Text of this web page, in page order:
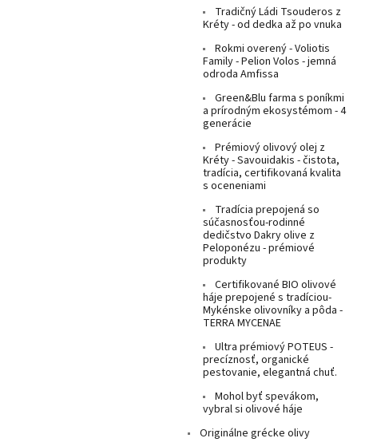
Tradičný Ládi Tsouderos z
Kréty - od dedka až po vnuka
Rokmi overený - Voliotis
Family - Pelion Volos - jemná
odroda Amfissa
Green&Blu farma s poníkmi
a prírodným ekosystémom - 4
generácie
Prémiový olivový olej z
Kréty - Savouidakis - čistota,
tradícia, certifikovaná kvalita
s oceneniami
Tradícia prepojená so
súčasnosťou-rodinné
dedičstvo Dakry olive z
Peloponézu - prémiové
produkty
Certifikované BIO olivové
háje prepojené s tradíciou-
Mykénske olivovníky a pôda -
TERRA MYCENAE
Ultra prémiový POTEUS -
precíznosť, organické
pestovanie, elegantná chuť.
Mohol byť spevákom,
vybral si olivové háje
Originálne grécke olivy